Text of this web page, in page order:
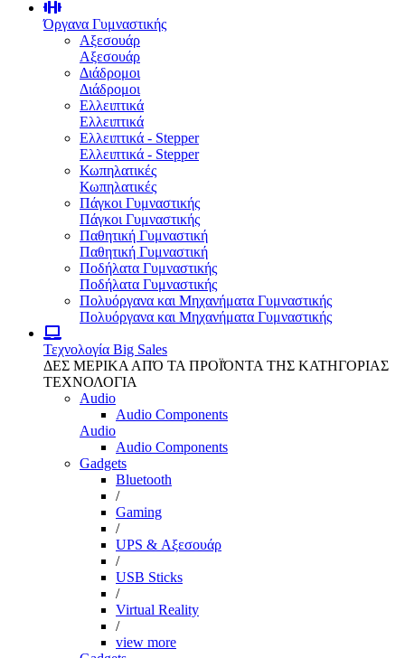
Όργανα Γυμναστικής
Αξεσουάρ
Αξεσουάρ
Διάδρομοι
Διάδρομοι
Ελλειπτικά
Ελλειπτικά
Ελλειπτικά - Stepper
Ελλειπτικά - Stepper
Κωπηλατικές
Κωπηλατικές
Πάγκοι Γυμναστικής
Πάγκοι Γυμναστικής
Παθητική Γυμναστική
Παθητική Γυμναστική
Ποδήλατα Γυμναστικής
Ποδήλατα Γυμναστικής
Πολυόργανα και Μηχανήματα Γυμναστικής
Πολυόργανα και Μηχανήματα Γυμναστικής
Τεχνολογία Big Sales
ΔΕΣ ΜΕΡΙΚΑ ΑΠΌ ΤΑ ΠΡΟΪΌΝΤΑ ΤΗΣ ΚΑΤΗΓΟΡΙΑΣ
ΤΕΧΝΟΛΟΓΙΑ
Audio
Audio Components
Audio
Audio Components
Gadgets
Bluetooth
/
Gaming
/
UPS & Αξεσουάρ
/
USB Sticks
/
Virtual Reality
/
view more